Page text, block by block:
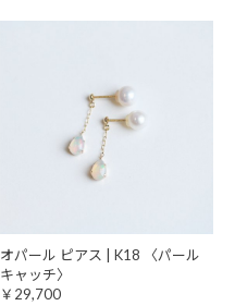
オパール ピアス | K18 〈パール
キャッチ〉
￥29,700